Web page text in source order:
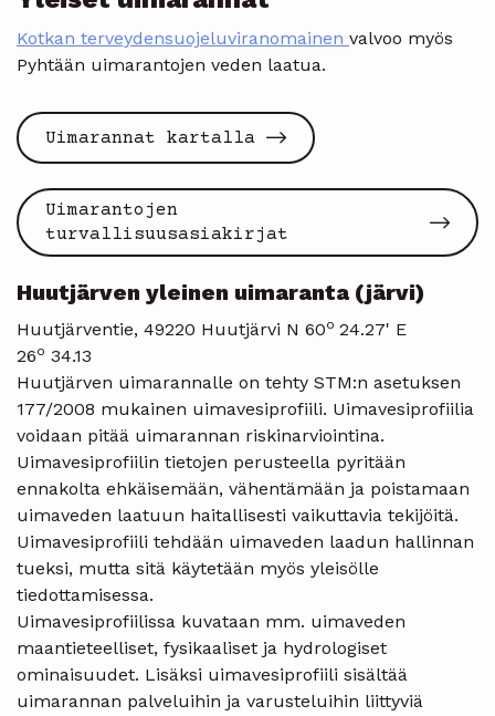
Kotkan terveydensuojeluviranomainen valvoo myös
Pyhtään uimarantojen veden laatua.
Uimarannat kartalla
Uimarantojen
turvallisuusasiakirjat
Huutjärven yleinen uimaranta (järvi)
Huutjärventie, 49220 Huutjärvi N 60o 24.27' E
26o 34.13
Huutjärven uimarannalle on tehty STM:n asetuksen
177/2008 mukainen uimavesiprofiili. Uimavesiprofiilia
voidaan pitää uimarannan riskinarviointina.
Uimavesiprofiilin tietojen perusteella pyritään
ennakolta ehkäisemään, vähentämään ja poistamaan
uimaveden laatuun haitallisesti vaikuttavia tekijöitä.
Uimavesiprofiili tehdään uimaveden laadun hallinnan
tueksi, mutta sitä käytetään myös yleisölle
tiedottamisessa.
Uimavesiprofiilissa kuvataan mm. uimaveden
maantieteelliset, fysikaaliset ja hydrologiset
ominaisuudet. Lisäksi uimavesiprofiili sisältää
uimarannan palveluihin ja varusteluihin liittyviä